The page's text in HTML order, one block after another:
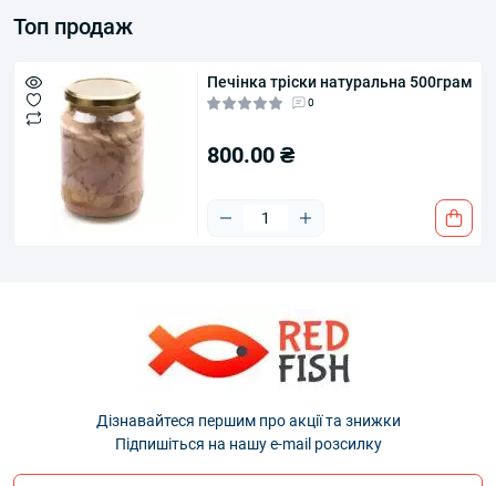
Топ продаж
Печінка тріски натуральна 500грам
0
800.00 ₴
Дізнавайтеся першим про акції та знижки
Підпишіться на нашу e-mail розсилку